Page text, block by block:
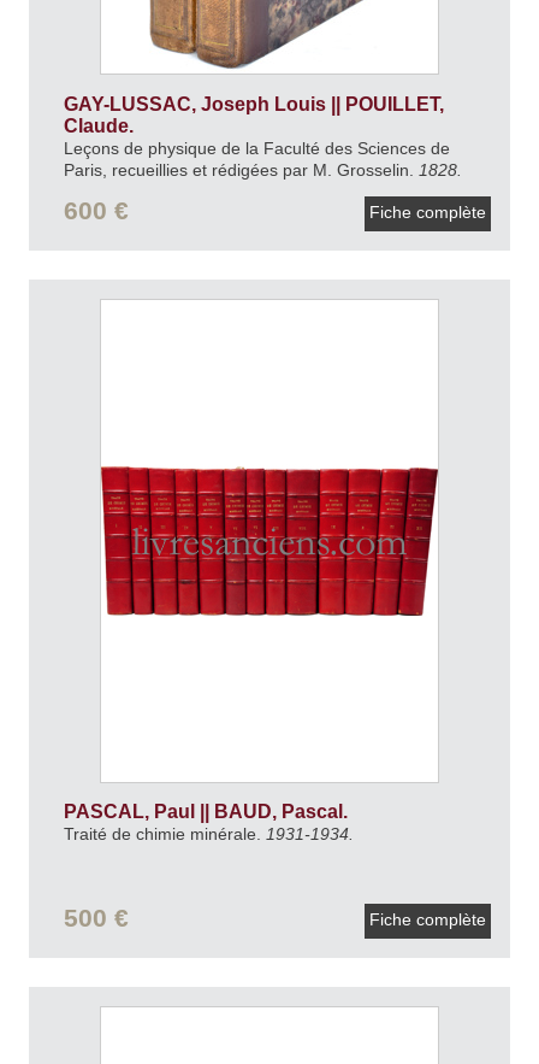
GAY-LUSSAC, Joseph Louis || POUILLET,
Claude.
Leçons de physique de la Faculté des Sciences de
Paris, recueillies et rédigées par M. Grosselin.
1828.
600 € Fiche complète
PASCAL, Paul || BAUD, Pascal.
Traité de chimie minérale. 1931-1934.
500 € Fiche complète